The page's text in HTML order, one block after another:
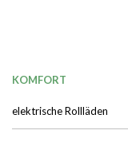
KOMFORT
elektrische Rollläden